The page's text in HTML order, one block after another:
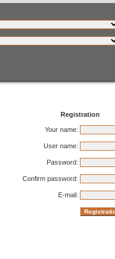
Registration
Your name:
User name:
Password:
Confirm password:
E-mail: